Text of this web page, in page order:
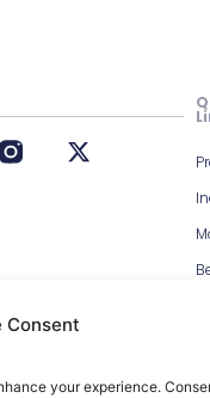
Consent
your experience.